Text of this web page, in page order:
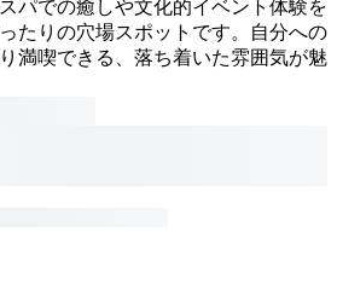
パでの癒しや文化的イベント体験を
たりの穴場スポットです。自分への
満喫できる、落ち着いた雰囲気が魅